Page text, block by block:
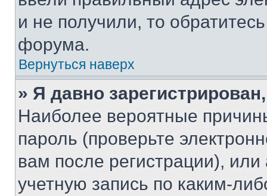
и не получили, то
форума.
Вернуться наверх
» Я давно
Наиболее вероятные
пароль (проверьте
вам после регистрации),
учетную запись по каким-